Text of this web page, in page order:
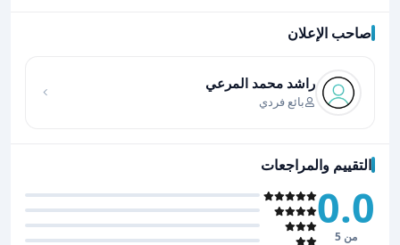
صاحب الإعلان
راشد محمد المرعي
بائع فردي
التقييم والمراجعات
0.0
من 5